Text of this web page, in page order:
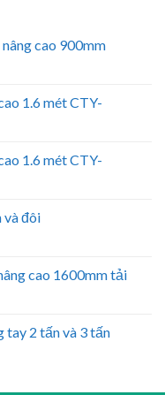
cao 900mm
1.6 mét CTY-
1.6 mét CTY-
và đôi
cao 1600mm tải
tay 2 tấn và 3 tấn